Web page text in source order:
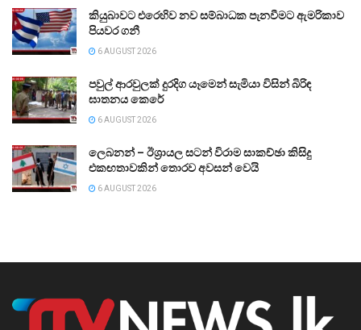
කියුබාවට එරෙහිව නව සම්බාධක පැනවීමට ඇමරිකාව
පියවර ගනී
6 AUGUST 2026
පවුල් ආරවුලක් දුරදිග යෑමෙන් සැමියා විසින් බිරිඳ
ඝාතනය කෙරේ
6 AUGUST 2026
ලෙබනන් – ඊශ්‍රායල සටන් විරාම සාකච්ඡා කිසිදු
එකඟතාවකින් තොරව අවසන් වෙයි
6 AUGUST 2026